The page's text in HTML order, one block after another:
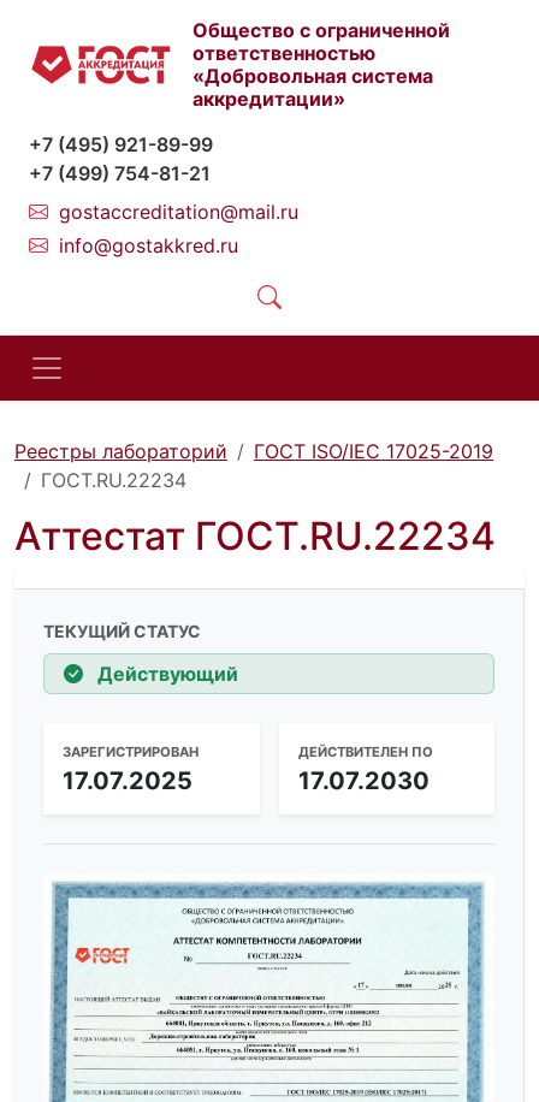
Общество с ограниченной
ответственностью
«Добровольная система
аккредитации»
+7 (495) 921-89-99
+7 (499) 754-81-21
gostaccreditation@mail.ru
info@gostakkred.ru
Реестры лабораторий
ГОСТ ISO/IEC 17025-2019
ГОСТ.RU.22234
Аттестат ГОСТ.RU.22234
ТЕКУЩИЙ СТАТУС
Действующий
ЗАРЕГИСТРИРОВАН
17.07.2025
ДЕЙСТВИТЕЛЕН ПО
17.07.2030